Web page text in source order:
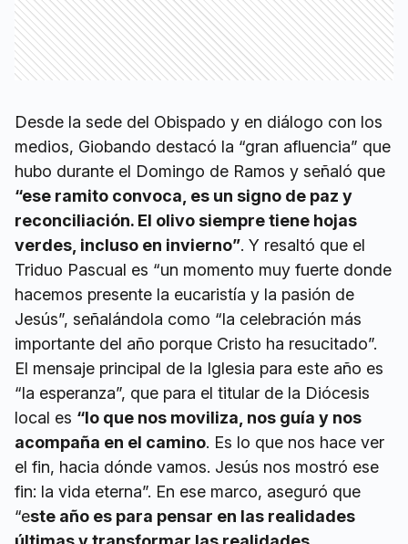
Desde la sede del Obispado y en diálogo con los
medios, Giobando destacó la “gran afluencia” que
hubo durante el Domingo de Ramos y señaló que
“ese ramito convoca, es un signo de paz y
reconciliación. El olivo siempre tiene hojas
verdes, incluso en invierno”. Y resaltó que el
Triduo Pascual es “un momento muy fuerte donde
hacemos presente la eucaristía y la pasión de
Jesús”, señalándola como “la celebración más
importante del año porque Cristo ha resucitado”.
El mensaje principal de la Iglesia para este año es
“la esperanza”, que para el titular de la Diócesis
local es “lo que nos moviliza, nos guía y nos
acompaña en el camino. Es lo que nos hace ver
el fin, hacia dónde vamos. Jesús nos mostró ese
fin: la vida eterna”. En ese marco, aseguró que
“este año es para pensar en las realidades